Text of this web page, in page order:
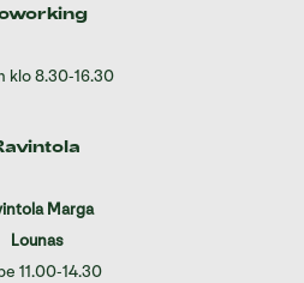
klo 8.30-16.30
Marga
Lounas
11.00-14.30